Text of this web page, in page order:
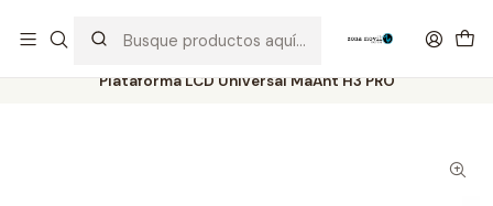
Plataforma LCD Universal MaAnt H3 PRO